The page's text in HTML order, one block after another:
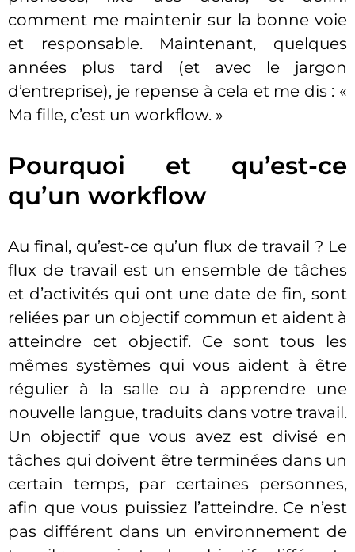
comment me maintenir sur la bonne voie
et responsable. Maintenant, quelques
années plus tard (et avec le jargon
d’entreprise), je repense à cela et me dis : «
Ma fille, c’est un workflow. »
Pourquoi et qu’est-ce
qu’un workflow
Au final, qu’est-ce qu’un flux de travail ? Le
flux de travail est un ensemble de tâches
et d’activités qui ont une date de fin, sont
reliées par un objectif commun et aident à
atteindre cet objectif. Ce sont tous les
mêmes systèmes qui vous aident à être
régulier à la salle ou à apprendre une
nouvelle langue, traduits dans votre travail.
Un objectif que vous avez est divisé en
tâches qui doivent être terminées dans un
certain temps, par certaines personnes,
afin que vous puissiez l’atteindre. Ce n’est
pas différent dans un environnement de